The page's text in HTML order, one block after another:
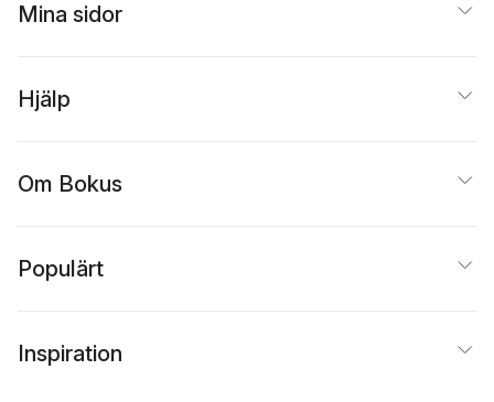
Mina sidor
Hjälp
Om Bokus
Populärt
Inspiration